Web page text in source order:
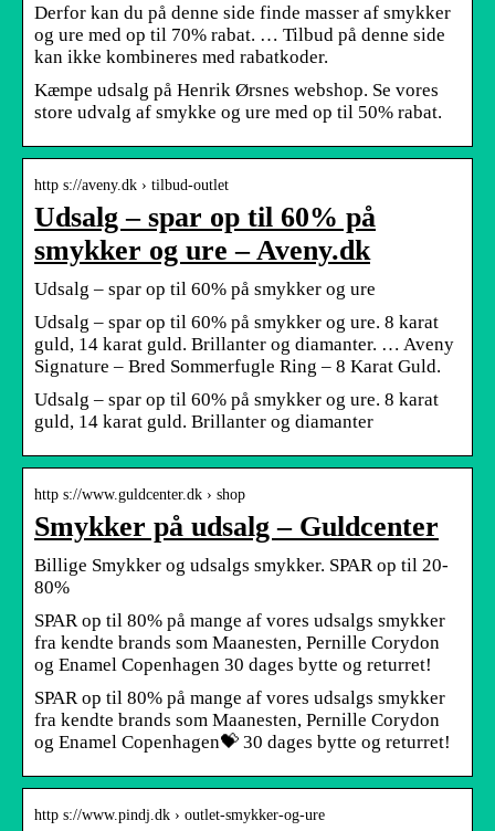
Derfor kan du på denne side finde masser af smykker
og ure med op til 70% rabat. … Tilbud på denne side
kan ikke kombineres med rabatkoder.
Kæmpe udsalg på Henrik Ørsnes webshop. Se vores
store udvalg af smykke og ure med op til 50% rabat.
http s://aveny.dk › tilbud-outlet
Udsalg – spar op til 60% på
smykker og ure – Aveny.dk
Udsalg – spar op til 60% på smykker og ure
Udsalg – spar op til 60% på smykker og ure. 8 karat
guld, 14 karat guld. Brillanter og diamanter. … Aveny
Signature – Bred Sommerfugle Ring – 8 Karat Guld.
Udsalg – spar op til 60% på smykker og ure. 8 karat
guld, 14 karat guld. Brillanter og diamanter
http s://www.guldcenter.dk › shop
Smykker på udsalg – Guldcenter
Billige Smykker og udsalgs smykker. SPAR op til 20-
80%
SPAR op til 80% på mange af vores udsalgs smykker
fra kendte brands som Maanesten, Pernille Corydon
og Enamel Copenhagen 30 dages bytte og returret!
SPAR op til 80% på mange af vores udsalgs smykker
fra kendte brands som Maanesten, Pernille Corydon
og Enamel Copenhagen💝 30 dages bytte og returret!
http s://www.pindj.dk › outlet-smykker-og-ure